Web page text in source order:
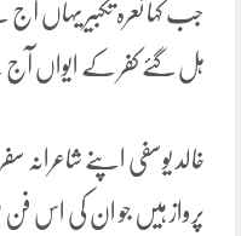
جب کہا نعرہ تکبیر یہاں
ہل گئے کفر کے ایواں
خالد یوسفی اپنے شاعرانہ
پرواز ہیں جو ان کی اس